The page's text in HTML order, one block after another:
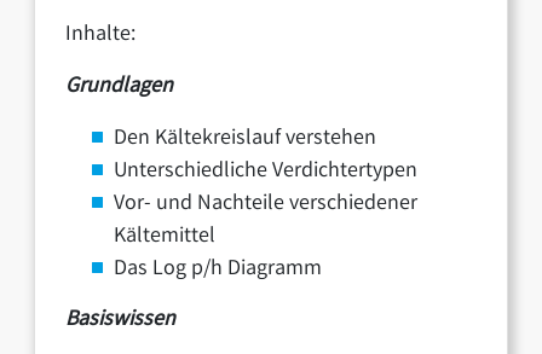
Inhalte:
Grundlagen
Den Kältekreislauf verstehen
Unterschiedliche Verdichtertypen
Vor- und Nachteile verschiedener
Kältemittel
Das Log p/h Diagramm
Basiswissen